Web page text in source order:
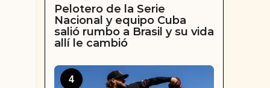
Pelotero de la Serie
Nacional y equipo Cuba
salió rumbo a Brasil y su vida
allí le cambió
4